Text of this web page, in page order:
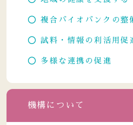
複合バイオバンクの整
試料・情報の利活用促
多様な連携の促進
機構について